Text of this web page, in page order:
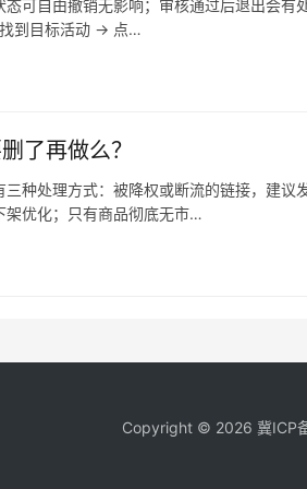
可自由撤销无影响；审核通过后退出会
到目标活动 → 点…
了再做么？
三种处理方式：被降权或断流的链接，建议
架优化；只有商品彻底无市…
Copyright © 2026 冀ICP